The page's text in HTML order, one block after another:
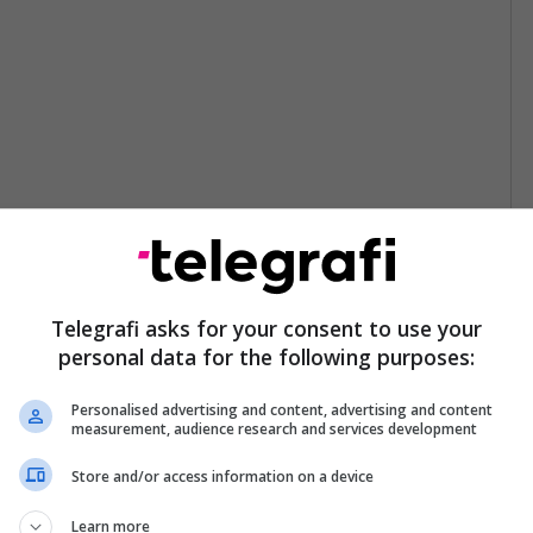
Telegrafi asks for your consent to use your
personal data for the following purposes:
Personalised advertising and content, advertising and content
measurement, audience research and services development
Store and/or access information on a device
Learn more